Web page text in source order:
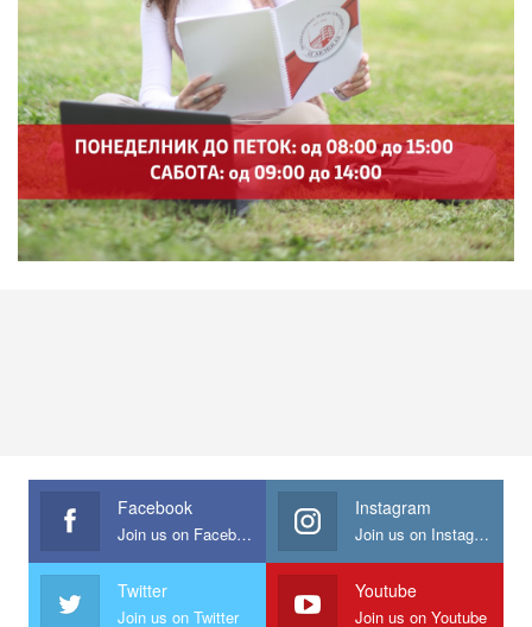
Facebook
Join us on Facebook
Instagram
Join us on Instagram
Twitter
Join us on Twitter
Youtube
Join us on Youtube